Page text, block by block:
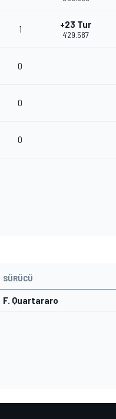
1 +23 Tur
4'29.587
0
0
0
SÜRÜCÜ
F. Quartararo